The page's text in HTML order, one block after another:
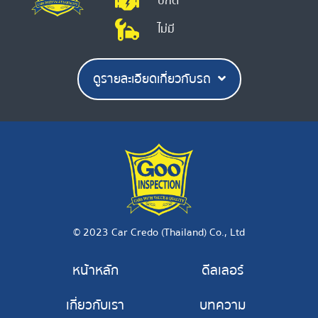
ไม่มี
ดูรายละเอียดเกี่ยวกับรถ
© 2023 Car Credo (Thailand) Co., Ltd
หน้าหลัก
เกี่ยวกับเรา
ดีลเลอร์
บทความ